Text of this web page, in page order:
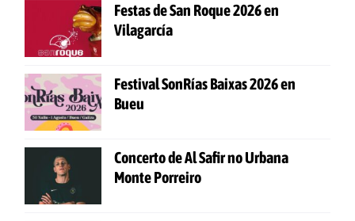
Festas de San Roque 2026 en
Vilagarcía
Festival SonRías Baixas 2026 en
Bueu
Concerto de Al Safir no Urbana
Monte Porreiro